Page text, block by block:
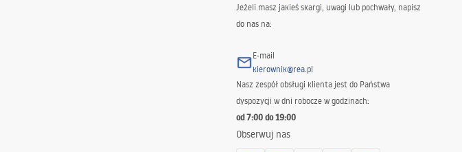
Jeżeli masz jakieś skargi, uwagi lub pochwały, napisz
do nas na:
E-mail
kierownik@rea.pl
Nasz zespół obsługi klienta jest do Państwa
dyspozycji w dni robocze w godzinach:
od 7:00 do 19:00
Obserwuj nas